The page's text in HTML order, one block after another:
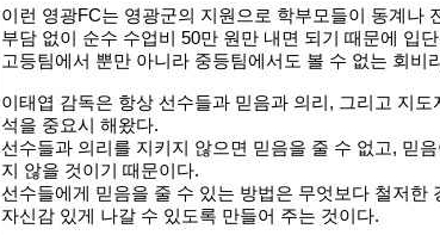
이런 영광FC는 영광군의 지원으로 학부모들이 동계나
부담 없이 순수 수업비 50만 원만 내면 되기 때문에 입
고등팀에서 뿐만 아니라 중등팀에서도 볼 수 없는 회비
이태엽 감독은 항상 선수들과 믿음과 의리, 그리고 지
석을 중요시 해왔다.
선수들과 의리를 지키지 않으면 믿음을 줄 수 없고, 믿
지 않을 것이기 때문이다.
선수들에게 믿음을 줄 수 있는 방법은 무엇보다 철저한
자신감 있게 나갈 수 있도록 만들어 주는 것이다.